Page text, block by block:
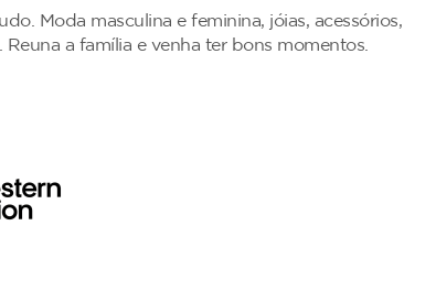
Moda masculina e feminina, jóias, acessórios,
a família e venha ter bons momentos.